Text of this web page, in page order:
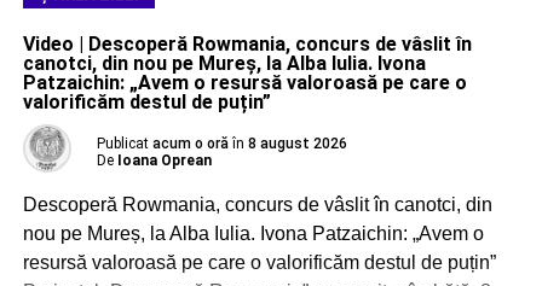
Video | Descoperă Rowmania, concurs de vâslit în
canotci, din nou pe Mureș, la Alba Iulia. Ivona
Patzaichin: „Avem o resursă valoroasă pe care o
valorificăm destul de puțin”
Publicat acum o oră în 8 august 2026
De Ioana Oprean
Descoperă Rowmania, concurs de vâslit în canotci, din
nou pe Mureș, la Alba Iulia. Ivona Patzaichin: „Avem o
resursă valoroasă pe care o valorificăm destul de puțin”